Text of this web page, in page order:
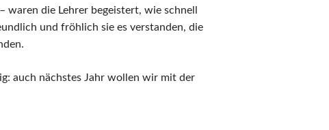
die Lehrer begeistert, wie schnell
und fröhlich sie es verstanden, die
auch nächstes Jahr wollen wir mit der